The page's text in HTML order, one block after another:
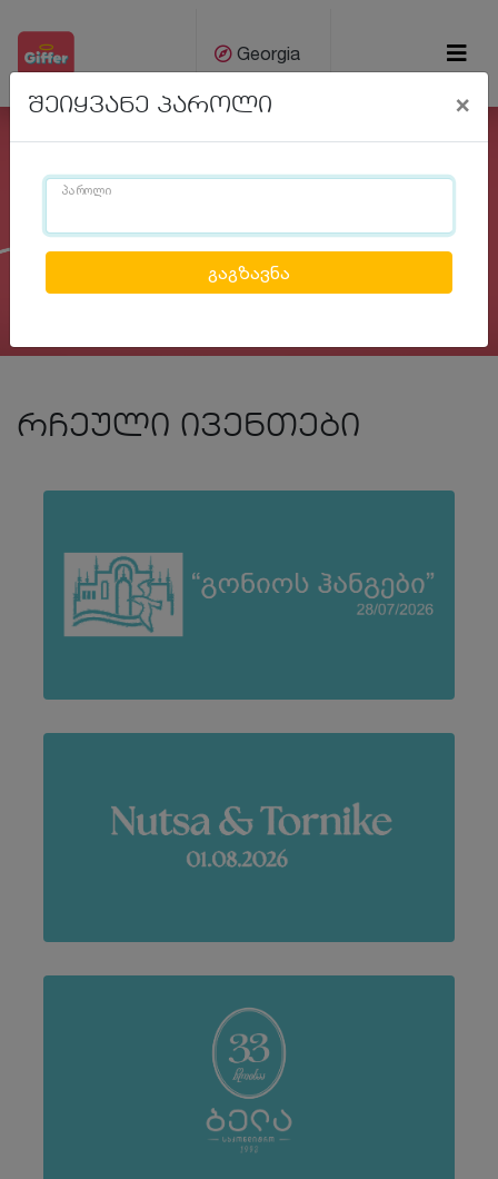
Georgia
Previous
რჩეული ივენთები
შეიყვანე პაროლი ×
პაროლი